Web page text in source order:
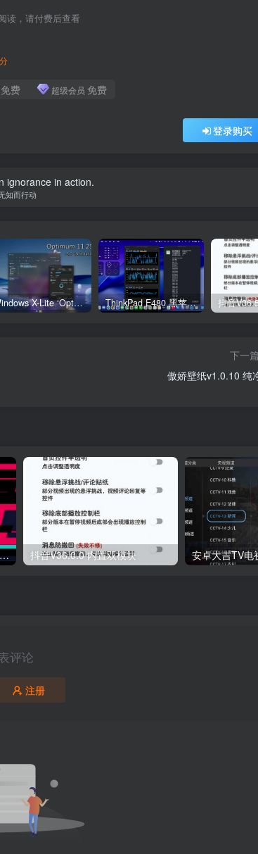
读，请付费后查看
免费 超级会员 免费
登录购买
ignorance in action.
知而行动
Windows X-Lite ‘Optimum 11’ 25H2 Pro v2 ThinkPad E480 黑苹果完美Tahoe的EFI分享（2026.03.01更新） 抖音
下一
傲娇壁纸v1.0.10 纯
TikTok最新国际&亚洲解锁版APP v43.1.4 TikTok Plugin v2.31 抖音V36.0.0 内置双模块
评论
注册